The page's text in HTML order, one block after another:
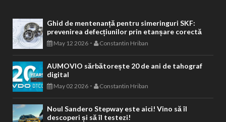
Ghid de mentenanță pentru simeringuri SKF:
prevenirea defecțiunilor prin etanșare corectă
May 12 2026 - Constantin Hriban
AUMOVIO sărbătorește 20 de ani de tahograf
digital
May 02 2026 - Constantin Hriban
Noul Sandero Stepway este aici! Vino să îl
descoperi și să îl testezi!